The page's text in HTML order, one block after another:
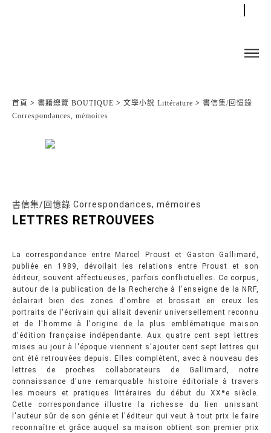
首頁 > 書籍總覽 BOUTIQUE > 文學小說 Littérature > 書信集/回憶錄
Correspondances, mémoires
書信集/回憶錄 Correspondances, mémoires
LETTRES RETROUVEES
La correspondance entre Marcel Proust et Gaston Gallimard,
publiée en 1989, dévoilait les relations entre Proust et son
éditeur, souvent affectueuses, parfois conflictuelles. Ce corpus,
autour de la publication de la Recherche à l'enseigne de la NRF,
éclairait bien des zones d'ombre et brossait en creux les
portraits de l'écrivain qui allait devenir universellement reconnu
et de l'homme à l'origine de la plus emblématique maison
d'édition française indépendante. Aux quatre cent sept lettres
mises au jour à l'époque viennent s'ajouter cent sept lettres qui
ont été retrouvées depuis. Elles complètent, avec à nouveau des
lettres de proches collaborateurs de Gallimard, notre
connaissance d'une remarquable histoire éditoriale à travers
les moeurs et pratiques littéraires du début du XXᵉe siècle.
Cette correspondance illustre la richesse du lien unissant
l'auteur sûr de son génie et l'éditeur qui veut à tout prix le faire
reconnaître et grâce auquel sa maison obtient son premier prix